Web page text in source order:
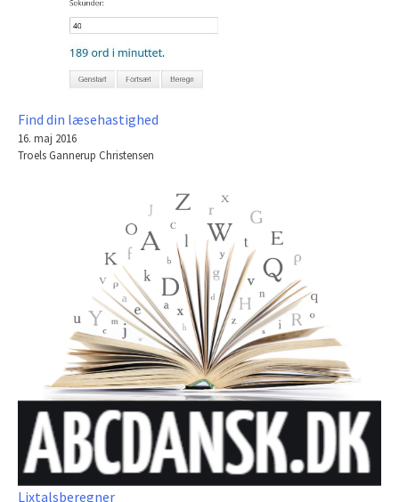
Find din læsehastighed
16. maj 2016
Troels Gannerup Christensen
Lixtalsberegner